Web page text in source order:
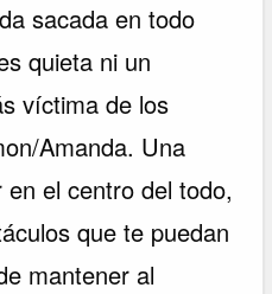
sacada en todo
quieta ni un
víctima de los
Amanda. Una
el centro del todo,
que te puedan
mantener al